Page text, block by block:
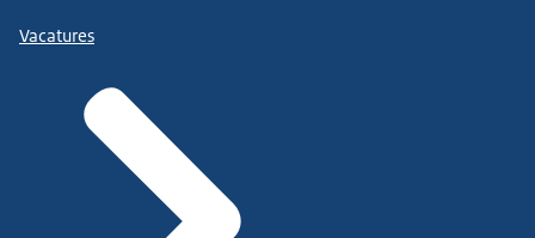
Vacatures